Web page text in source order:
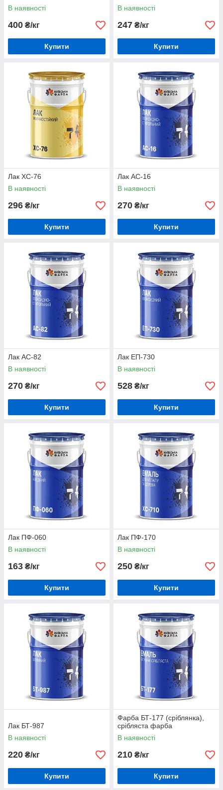
В наявності
400 ₴/кг
Купити
В наявності
247 ₴/кг
Купити
Лак ХС-76
В наявності
296 ₴/кг
Купити
Лак АС-16
В наявності
270 ₴/кг
Купити
Лак АС-82
В наявності
270 ₴/кг
Купити
Лак ЕП-730
В наявності
528 ₴/кг
Купити
Лак ПФ-060
В наявності
163 ₴/кг
Купити
Лак ПФ-170
В наявності
250 ₴/кг
Купити
Лак БТ-987
В наявності
220 ₴/кг
Купити
Фарба БТ-177 (сріблянка),
срібляста фарба
В наявності
210 ₴/кг
Купити